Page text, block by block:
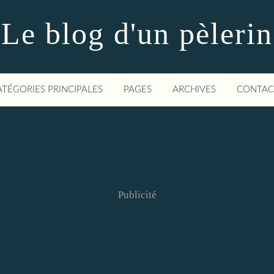
Le blog d'un pèlerin
PRINCIPALES PAGES ARCHIVES
Publicité